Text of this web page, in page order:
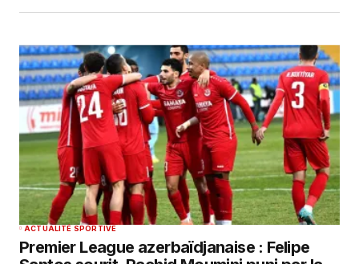
ACTUALITÉ SPORTIVE
Premier League azerbaïdjanaise : Felipe